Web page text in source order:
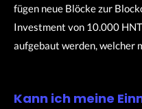
fügen neue Blöcke zur
Investment von 10.000
aufgebaut werden, welcher
Kann ich meine